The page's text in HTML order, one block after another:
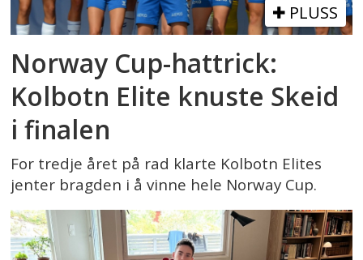
PLUSS
Norway Cup-hattrick:
Kolbotn Elite knuste Skeid
i finalen
For tredje året på rad klarte Kolbotn Elites
jenter bragden i å vinne hele Norway Cup.